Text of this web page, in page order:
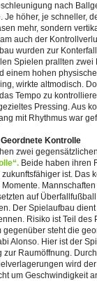
nach
höher, je schneller,
mehr, sondern
auch der
wurden zur
Spielen prallten
einem hohen
wirkte altmodisch.
Tempo zu
Pressing. Aus
mit Rhythmus war
Kontrolle
zwei
Beide haben ihren
ist. Das
auf
Der Spielaufbau
Risiko ist Teil des
steht die
Alonso. Hier ist der
Raumöffnung.
wird
um Geschwindigkeit